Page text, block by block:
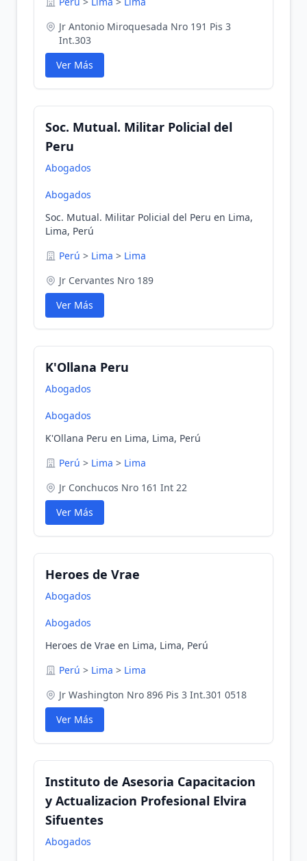
Jr Antonio Miroquesada Nro 191 Pis 3
Int.303
Ver Más
Soc. Mutual. Militar Policial del
Peru
Abogados
Abogados
Soc. Mutual. Militar Policial del Peru en Lima,
Lima, Perú
Perú > Lima > Lima
Jr Cervantes Nro 189
Ver Más
K'Ollana Peru
Abogados
Abogados
K'Ollana Peru en Lima, Lima, Perú
Perú > Lima > Lima
Jr Conchucos Nro 161 Int 22
Ver Más
Heroes de Vrae
Abogados
Abogados
Heroes de Vrae en Lima, Lima, Perú
Perú > Lima > Lima
Jr Washington Nro 896 Pis 3 Int.301 0518
Ver Más
Instituto de Asesoria Capacitacion
y Actualizacion Profesional Elvira
Sifuentes
Abogados